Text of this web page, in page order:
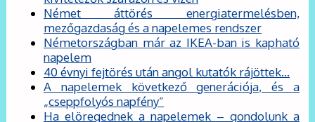
Német áttörés energiatermelésben,
mezőgazdaság és a napelemes rendszer
Németországban már az IKEA-ban is kapható
napelem
40 évnyi fejtörés után angol kutatók rájöttek…
A napelemek következő generációja, és a
„cseppfolyós napfény”
Ha elöregednek a napelemek – gondolunk a